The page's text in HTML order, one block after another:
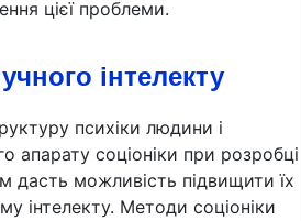
цієї проблеми.
інтелекту
психіки людини і
апарату соціоніки при розробці
дасть можливість підвищити їх
інтелекту. Методи соціоніки